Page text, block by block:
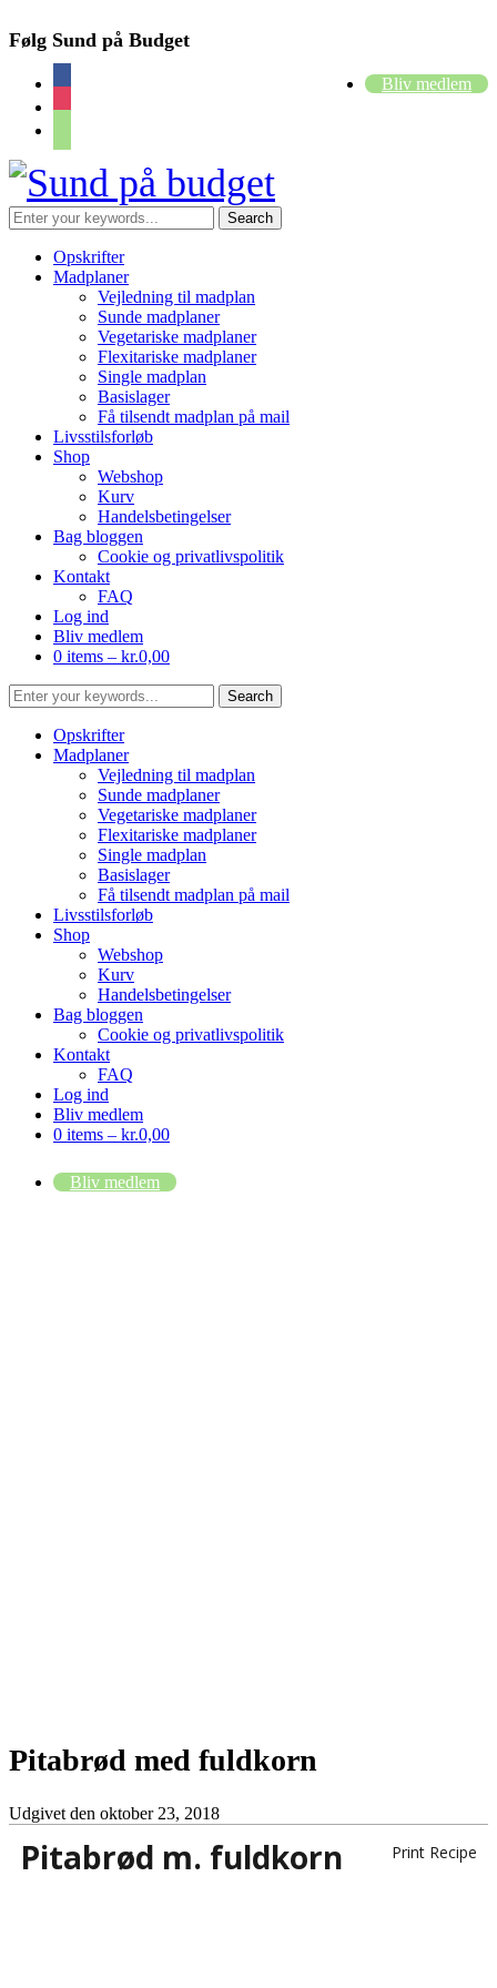
Følg Sund på Budget
Bliv medlem
Opskrifter
Madplaner
Vejledning til madplan
Sunde madplaner
Vegetariske madplaner
Flexitariske madplaner
Single madplan
Basislager
Få tilsendt madplan på mail
Livsstilsforløb
Shop
Webshop
Kurv
Handelsbetingelser
Bag bloggen
Cookie og privatlivspolitik
Kontakt
FAQ
Log ind
Bliv medlem
0 items – kr.0,00
Opskrifter
Madplaner
Vejledning til madplan
Sunde madplaner
Vegetariske madplaner
Flexitariske madplaner
Single madplan
Basislager
Få tilsendt madplan på mail
Livsstilsforløb
Shop
Webshop
Kurv
Handelsbetingelser
Bag bloggen
Cookie og privatlivspolitik
Kontakt
FAQ
Log ind
Bliv medlem
0 items – kr.0,00
Bliv medlem
Pitabrød med fuldkorn
Udgivet den oktober 23, 2018
Print Recipe
Pitabrød m. fuldkorn